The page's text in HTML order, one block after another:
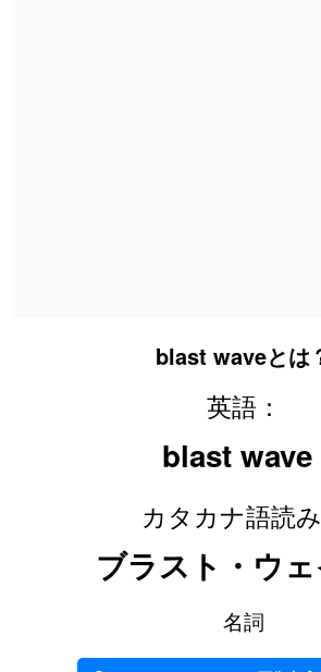
blast waveとは
英語：
blast wave
カタカナ語読み
ブラスト・ウ
名詞